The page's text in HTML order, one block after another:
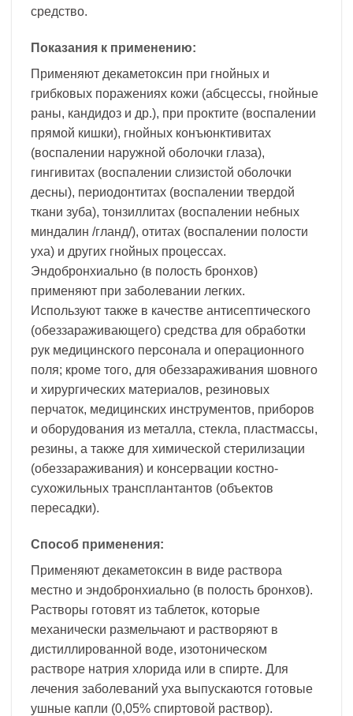
средство.
Показания к применению:
Применяют декаметоксин при гнойных и
грибковых поражениях кожи (абсцессы, гнойные
раны, кандидоз и др.), при проктите (воспалении
прямой кишки), гнойных конъюнктивитах
(воспалении наружной оболочки глаза),
гингивитах (воспалении слизистой оболочки
десны), периодонтитах (воспалении твердой
ткани зуба), тонзиллитах (воспалении небных
миндалин /гланд/), отитах (воспалении полости
уха) и других гнойных процессах.
Эндобронхиально (в полость бронхов)
применяют при заболевании легких.
Используют также в качестве антисептического
(обеззараживающего) средства для обработки
рук медицинского персонала и операционного
поля; кроме того, для обеззараживания шовного
и хирургических материалов, резиновых
перчаток, медицинских инструментов, приборов
и оборудования из металла, стекла, пластмассы,
резины, а также для химической стерилизации
(обеззараживания) и консервации костно-
сухожильных трансплантантов (объектов
пересадки).
Способ применения:
Применяют декаметоксин в виде раствора
местно и эндобронхиально (в полость бронхов).
Растворы готовят из таблеток, которые
механически размельчают и растворяют в
дистиллированной воде, изотоническом
растворе натрия хлорида или в спирте. Для
лечения заболеваний уха выпускаются готовые
ушные капли (0,05% спиртовой раствор).